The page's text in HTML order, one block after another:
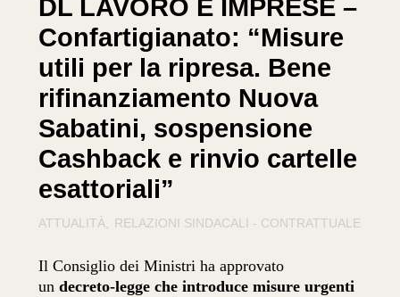
DL LAVORO E IMPRESE –
Confartigianato: “Misure
utili per la ripresa. Bene
rifinanziamento Nuova
Sabatini, sospensione
Cashback e rinvio cartelle
esattoriali”
ATTUALITÀ RELAZIONI SINDACALI - CONTRATTUALE
Il Consiglio dei Ministri ha approvato
undecreto-legge che introduce misure urgenti